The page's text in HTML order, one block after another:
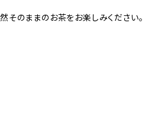
そのままのお茶をお楽しみください。